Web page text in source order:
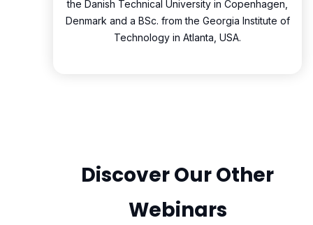
the Danish Technical University in Copenhagen,
Denmark and a BSc. from the Georgia Institute of
Technology in Atlanta, USA.
Discover Our Other
Webinars